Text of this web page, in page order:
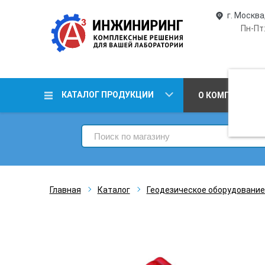
г.
Пн-
КАТАЛОГ ПРОДУКЦИИ О КОМПАНИИ
Главная Каталог Геодезическое